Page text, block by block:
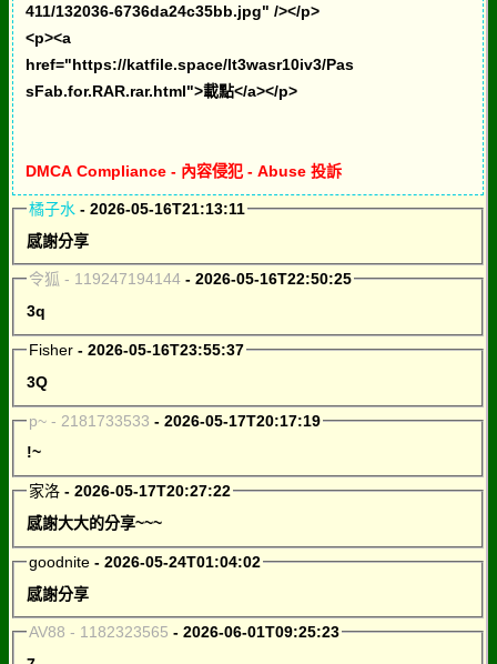
411/132036-6736da24c35bb.jpg" /></p>
<p><a
href="https://katfile.space/lt3wasr10iv3/Pas
sFab.for.RAR.rar.html">載點</a></p>
DMCA Compliance - 內容侵犯 - Abuse 投訴
橘子水 - 2026-05-16T21:13:11
感謝分享
令狐 - 119247194144- 2026-05-16T22:50:25
3q
Fisher- 2026-05-16T23:55:37
3Q
p~ - 2181733533 - 2026-05-17T20:17:19
!~
家洛- 2026-05-17T20:27:22
感謝大大的分享~~~
goodnite- 2026-05-24T01:04:02
感謝分享
AV88 - 1182323565 - 2026-06-01T09:25:23